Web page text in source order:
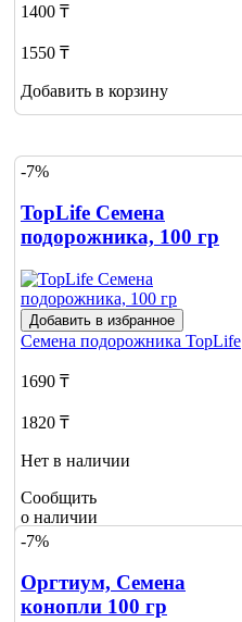
1400 ₸
1550 ₸
Добавить в корзину
-7%
TopLife Семена
подорожника, 100 гр
Добавить в избранное
Семена подорожника TopLife
1690 ₸
1820 ₸
Нет в наличии
Сообщить
о наличии
-7%
Оргтиум, Семена
конопли 100 гр